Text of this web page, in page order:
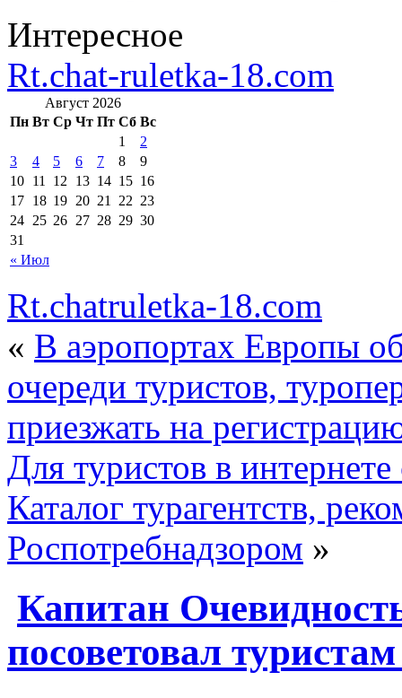
Интересное
Rt.chat-ruletka-18.com
Август 2026
Пн Вт Ср Чт Пт Сб Вс
« Июл
1
2
3
4 5 6 7 8
9
10 11 12 13 14 15 16
17 18 19 20 21 22 23
24 25 26 27 28 29 30
31
Rt.chatruletka-18.com
« В аэропортах Европы
очереди туристов,
приезжать на
Для туристов в
Каталог турагентств,
Роспотребнадзором »
Капитан
посоветовал